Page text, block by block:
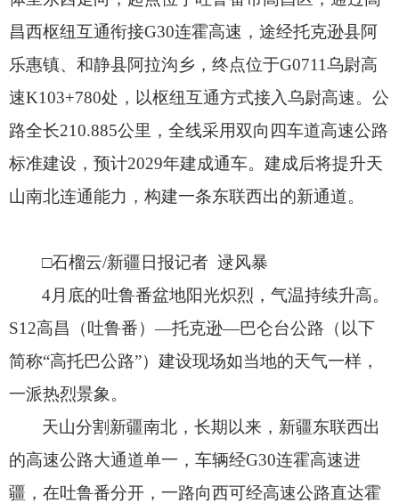
昌西枢纽互通衔接G30连霍高速， 途经托克逊县阿
乐惠镇、 和静县阿拉沟乡， 终点位于G0711乌尉高
速K103+780处， 以枢纽互通方式接入乌尉高速。 公
路全长210.885公里， 全线采用双向四车道高速公路
标准建设， 预计2029年建成通车。 建成后将提升天
山南北连通能力， 构建一条东联西出的新通道。
□石榴云/新疆日报记者 逯风暴
4月底的吐鲁番盆地阳光炽烈，气温持续升高。
S12高昌（吐鲁番）—托克逊—巴仑台公路（以下
简称“高托巴公路”）建设现场如当地的天气一样，
一派热烈景象。
天山分割新疆南北，长期以来， 新疆东联西出
的高速公路大通道单一， 车辆经G30连霍高速进
疆， 在吐鲁番分开， 一路向西可经高速公路直达霍